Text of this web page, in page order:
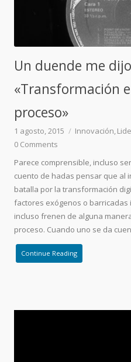
Un duende me
«Transformación
proceso»
1 agosto, 2015 Innovación
0 Comments
Parece comprensible, incluso
cuento de hadas pensar que al
batalla por la transformación
factores exógenos o
incluso frenen de alguna
proceso. Cuando uno se da
Continue Reading